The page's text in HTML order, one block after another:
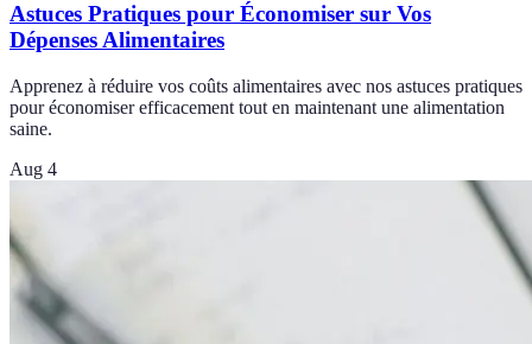
Astuces Pratiques pour Économiser sur Vos
Dépenses Alimentaires
Apprenez à réduire vos coûts alimentaires avec nos astuces pratiques
pour économiser efficacement tout en maintenant une alimentation
saine.
Aug 4